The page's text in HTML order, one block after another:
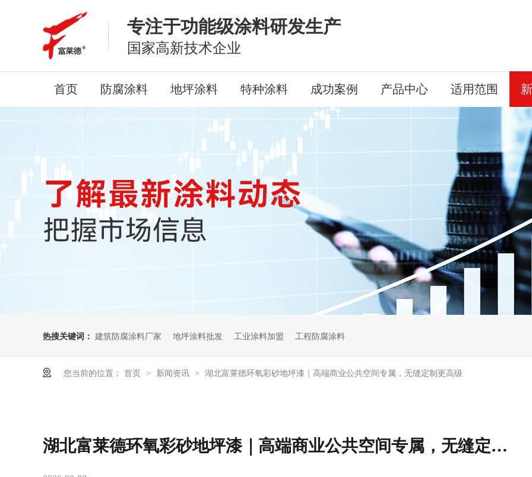
专注于功能级涂料研发生产
国家高新技术企业
首页 防腐涂料 地坪涂料 特种涂料 成功案例 产品中心 适用范围
热搜关键词： 建筑防腐涂料厂家 地坪涂料批发 工业涂料加盟 工程防腐涂料
您当前的位置： 首页 > 新闻资讯 > 湖北富莱德环氧彩砂地坪漆｜高端商业公共空间专属，无缝定制更高级
湖北富莱德环氧彩砂地坪漆｜高端商业公共空间专属，无缝定制更高级